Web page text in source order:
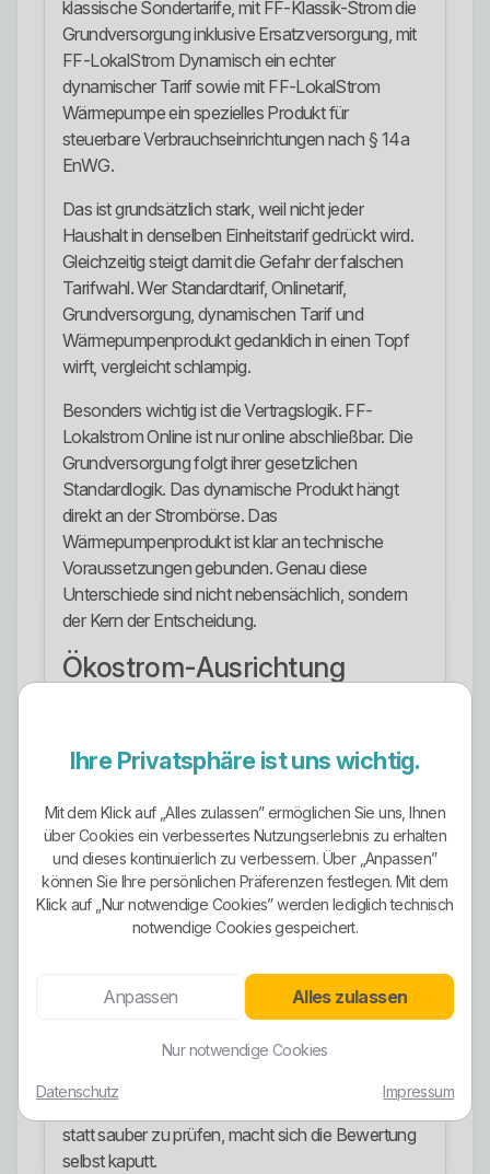
klassische Sondertarife, mit FF-Klassik-Strom die
Grundversorgung inklusive Ersatzversorgung, mit
FF-LokalStrom Dynamisch ein echter
dynamischer Tarif sowie mit FF-LokalStrom
Wärmepumpe ein spezielles Produkt für
steuerbare Verbrauchseinrichtungen nach § 14a
EnWG.
Das ist grundsätzlich stark, weil nicht jeder
Haushalt in denselben Einheitstarif gedrückt wird.
Gleichzeitig steigt damit die Gefahr der falschen
Tarifwahl. Wer Standardtarif, Onlinetarif,
Grundversorgung, dynamischen Tarif und
Wärmepumpenprodukt gedanklich in einen Topf
wirft, vergleicht schlampig.
Besonders wichtig ist die Vertragslogik. FF-
Lokalstrom Online ist nur online abschließbar. Die
Grundversorgung folgt ihrer gesetzlichen
Standardlogik. Das dynamische Produkt hängt
direkt an der Strombörse. Das
Wärmepumpenprodukt ist klar an technische
Voraussetzungen gebunden. Genau diese
Unterschiede sind nicht nebensächlich, sondern
der Kern der Entscheidung.
Ökostrom-Ausrichtung
profiliert wie bei manchen anderen Stadtwerken.
Regionalbezug und Tarifform als eine groß
herausgestellte Premium-Ökostrommarke.
Das heißt nicht automatisch, dass die Produkte
schwach sind. Es heißt nur: Wer gezielt einen
besonders klar zertifizierten oder prominent
genauer in Stromkennzeichnung,
Vertragsunterlagen und Produktdetails schauen
und nicht allein vom Tarifnamen auf die
ökologische Ausrichtung schließen.
statt sauber zu prüfen, macht sich die Bewertung
selbst kaputt.
Ihre Privatsphäre ist uns wichtig.
Mit dem Klick auf „Alles zulassen” ermöglichen Sie uns, Ihnen
über Cookies ein verbessertes Nutzungserlebnis zu erhalten
und dieses kontinuierlich zu verbessern. Über „Anpassen”
können Sie Ihre persönlichen Präferenzen festlegen. Mit dem
Klick auf „Nur notwendige Cookies” werden lediglich technisch
notwendige Cookies gespeichert.
Anpassen Alles zulassen
Nur notwendige Cookies
Datenschutz Impressum